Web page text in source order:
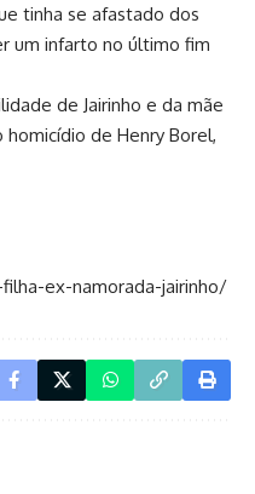
tinha se afastado dos
um infarto no último fim
de Jairinho e da mãe
de Henry Borel,
ex-namorada-jairinho/